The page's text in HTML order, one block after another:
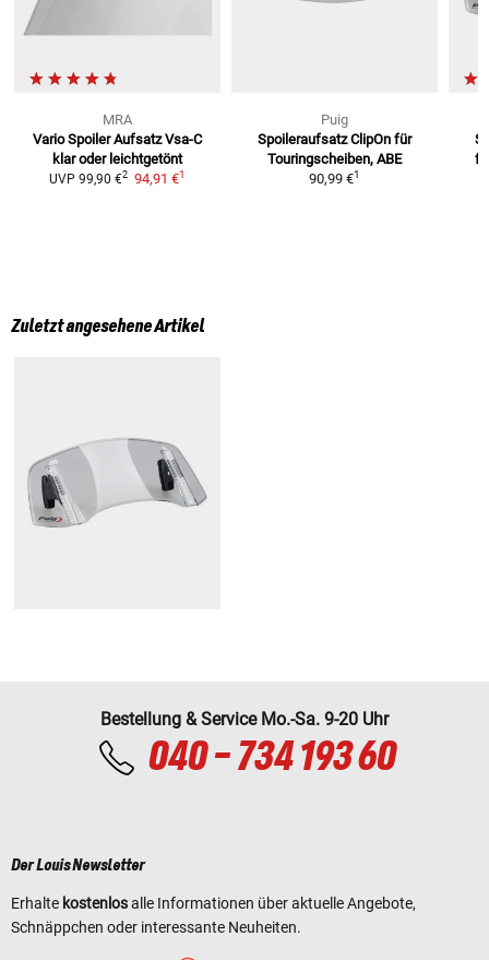
MRA
Vario Spoiler Aufsatz Vsa-C
klar oder leichtgetönt
UVP 99,90 €2 94,91 €1
Puig
Spoileraufsatz ClipOn für
Touringscheiben, ABE
90,99 €1
Zuletzt angesehene Artikel
Bestellung & Service Mo.-Sa. 9-20 Uhr
040 - 734 193 60
Der Louis Newsletter
Erhalte kostenlosalle Informationen über aktuelle Angebote,
Schnäppchen oder interessante Neuheiten.